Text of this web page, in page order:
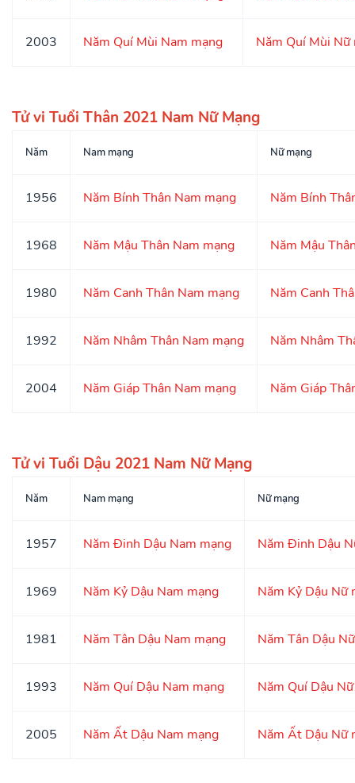
2003 Năm Quí Mùi Nam mạng Năm Quí Mùi Nữ
Tử vi Tuổi Thân 2021 Nam Nữ Mạng
Năm Nam mạng Nữ mạng
1956 Năm Bính Thân Nam mạng Năm Bính
1968 Năm Mậu Thân Nam mạng Năm Mậu
1980 Năm Canh Thân Nam mạng Năm Canh
1992 Năm Nhâm Thân Nam mạng Năm Nhâm
2004 Năm Giáp Thân Nam mạng Năm Giáp
Tử vi Tuổi Dậu 2021 Nam Nữ Mạng
Năm Nam mạng Nữ mạng
1957 Năm Đinh Dậu Nam mạng Năm Đinh Dậu
1969 Năm Kỷ Dậu Nam mạng Năm Kỷ Dậu Nữ
1981 Năm Tân Dậu Nam mạng Năm Tân Dậu
1993 Năm Quí Dậu Nam mạng Năm Quí Dậu
2005 Năm Ất Dậu Nam mạng Năm Ất Dậu Nữ